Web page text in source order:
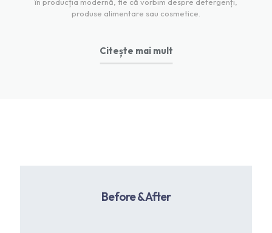
în producția modernă, fie că vorbim despre detergenți,
produse alimentare sau cosmetice.
Citește mai mult
Before & After